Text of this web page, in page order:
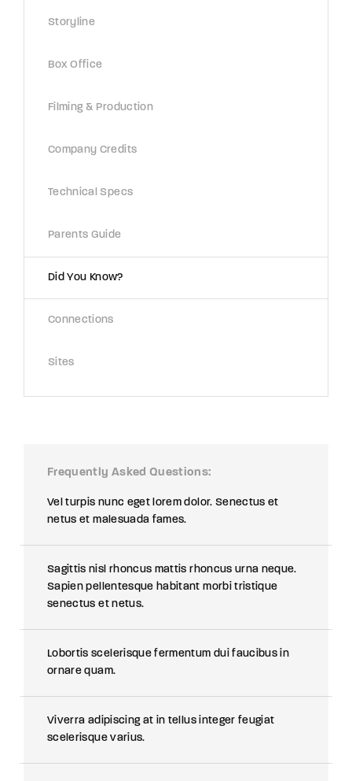
Storyline
Box Office
Filming & Production
Company Credits
Technical Specs
Parents Guide
Did You Know?
Connections
Sites
Frequently Asked Questions
Vel turpis nunc eget lorem dolor. Senectus et
netus et malesuada fames.
Sagittis nisl rhoncus mattis rhoncus urna neque.
Sapien pellentesque habitant morbi tristique
senectus et netus.
Lobortis scelerisque fermentum dui faucibus in
ornare quam.
Viverra adipiscing at in tellus integer feugiat
scelerisque varius.
By signing in, you agree to